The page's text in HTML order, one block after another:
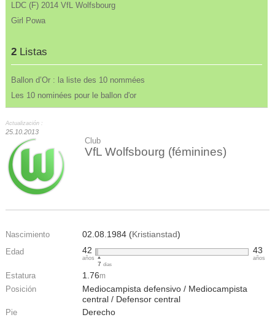
LDC (F) 2014 VfL Wolfsbourg
Girl Powa
2 Listas
Ballon d’Or : la liste des 10 nommées
Les 10 nominées pour le ballon d'or
Actualización :
25.10.2013
Club
VfL Wolfsbourg (féminines)
Nascimiento 02.08.1984 (Kristianstad)
Edad 42
años
7días
43
años
Estatura 1.76m
Posición
Mediocampista defensivo / Mediocampista
central / Defensor central
Pie Derecho